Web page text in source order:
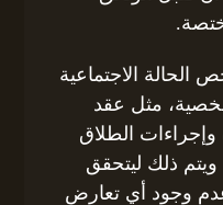
الاجتماعية
مثل عقد
الطلاق
ويتم ذلك ليتحقق
وجود أي تعارض